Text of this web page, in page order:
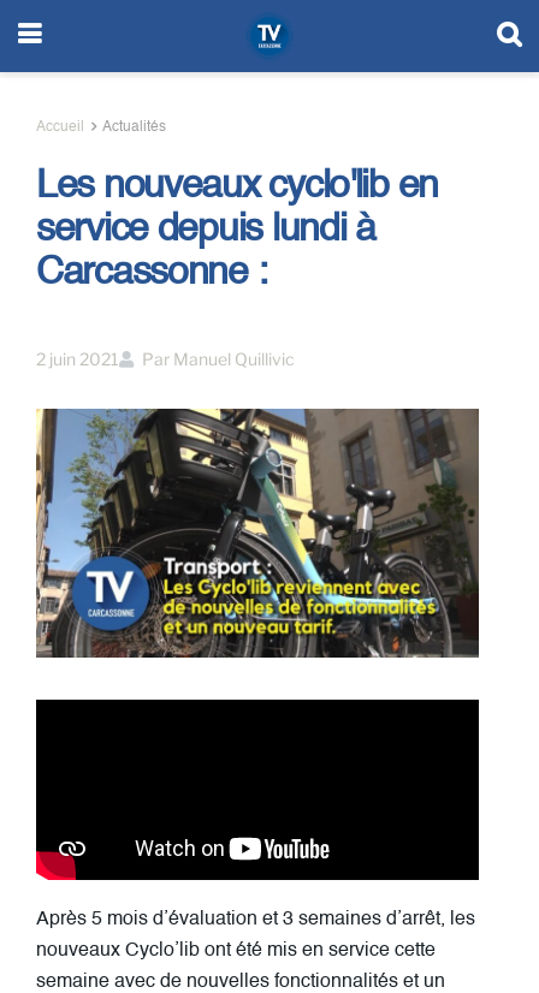
Accueil Actualités
Les nouveaux cyclo'lib en
service depuis lundi à
Carcassonne :
2 juin 2021 Par Manuel Quillivic
Après 5 mois d’évaluation et 3 semaines d’arrêt, les
nouveaux Cyclo’lib ont été mis en service cette
semaine avec de nouvelles fonctionnalités et un